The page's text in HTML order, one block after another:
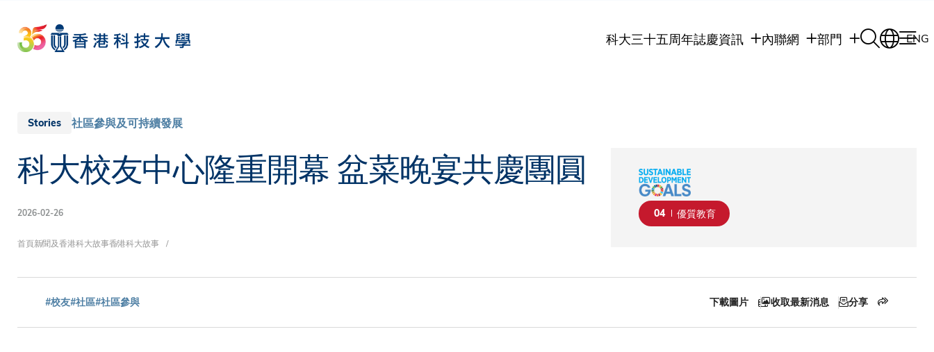
main
content
科大三十五周年誌慶資訊 內聯網 部門 ENG
Stories 社區參與及可持續發展
科大校友中心隆重開幕 盆菜晚宴共慶團圓
2026-02-26
導
航
首頁新聞及香港科大故事香港科大故事
04 優質教育
#校友#社區#社區參與 下載圖片 收取最新消息 分享